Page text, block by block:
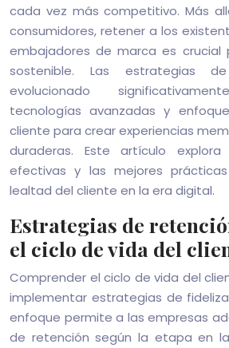
cada vez más competitivo. Más
consumidores, retener a los
embajadores de marca es crucial
sostenible. Las estrategias
evolucionado
tecnologías avanzadas y
cliente para crear experiencias
duraderas. Este artículo
efectivas y las mejores
lealtad del cliente en la era digital.
Estrategias de
el ciclo de vida del
Comprender el ciclo de vida del
implementar estrategias de
enfoque permite a las empresas
de retención según la etapa en